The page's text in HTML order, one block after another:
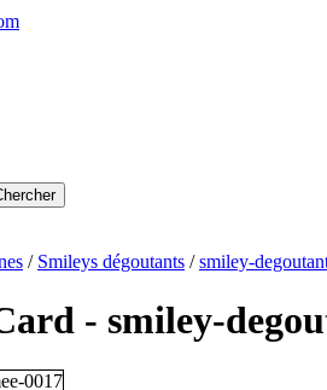
/ Smileys dégoutants /smiley-
- smiley-